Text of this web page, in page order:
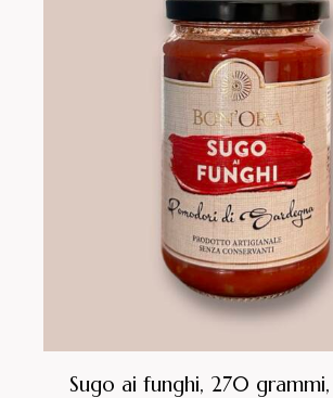
Sugo ai funghi, 270 grammi,